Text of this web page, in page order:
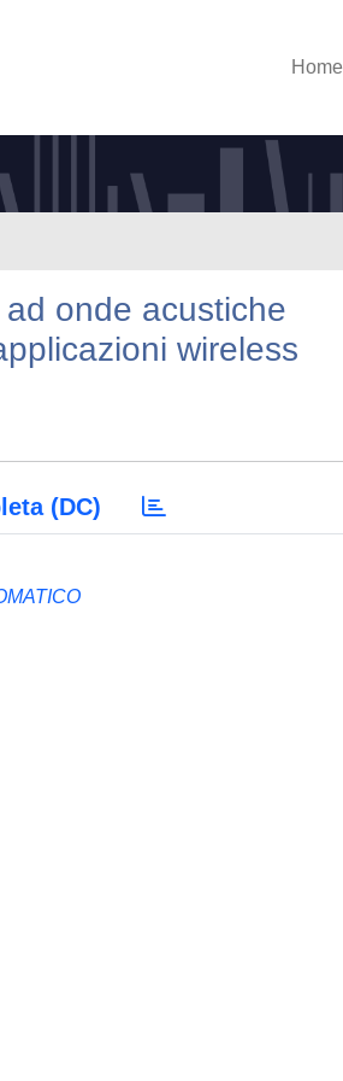
Home
onde acustiche
wireless
(DC)